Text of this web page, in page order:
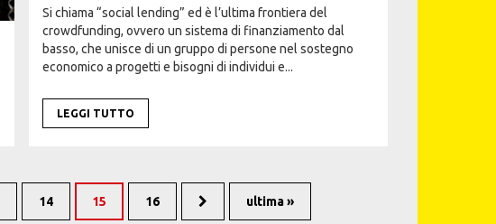
Si chiama “social lending” ed è l’ultima frontiera del
crowdfunding, ovvero un sistema di finanziamento dal
basso, che unisce di un gruppo di persone nel sostegno
economico a progetti e bisogni di individui e...
LEGGI TUTTO
14 15 16 ultima »